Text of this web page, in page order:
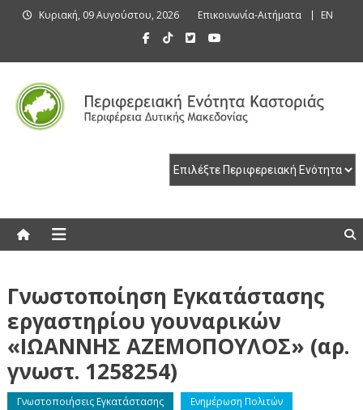
Κυριακή, 09 Αυγούστου, 2026 Επικοινωνία-Αιτήματα EN
Γνωστοποίηση Εγκατάστασης
εργαστηρίου γουναρικών
«ΙΩΑΝΝΗΣ ΑΖΕΜΟΠΟΥΛΟΣ» (αρ.
γνωστ. 1258254)
Γνωστοποιήσεις Εγκατάστασης Ενημέρωση Πολιτών